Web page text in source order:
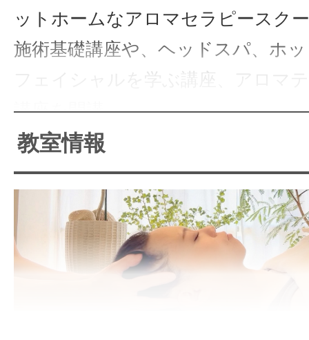
ットホームなアロマセラピースク
施術基礎講座や、ヘッドスパ、ホ
フェイシャルを学ぶ講座、アロマ
講座を開講。
愛されるサロン、セラピストを育
別化に必要な知識も学べます。
講師自身の経験から、これからセ
す方やアロマテラピーの仕事に就
教室情報